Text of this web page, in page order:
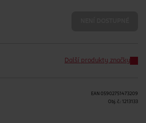
Další produkty značky
EAN 05902751473209
Obj. č.: 1213133